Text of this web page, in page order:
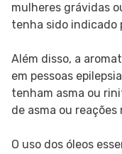
mulheres grávidas
tenha sido indicado
Além disso, a
em pessoas
tenham asma ou
de asma ou
O uso dos óleos